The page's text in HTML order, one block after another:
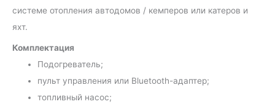
системе отопления автодомов / кемперов или катеров и
яхт.
Комплектация
Подогреватель;
пульт управления или Bluetooth-адаптер;
топливный насос;